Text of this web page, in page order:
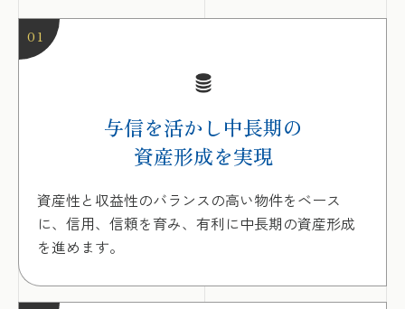
01
与信を活かし中長期の
資産形成を実現
資産性と収益性のバランスの高い物件をベース
に、信用、信頼を育み、有利に中長期の資産形成
を進めます。